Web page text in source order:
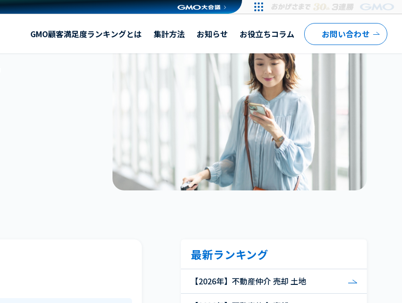
GMO顧客満足度ランキングとは 集計方法 お知らせ お役立ちコラム お問い合わせ
最新ランキング
【2026年】不動産仲介 売却 土地